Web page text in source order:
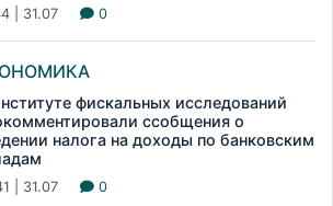
| 31.07 0
фискальных исследований
ссобщения о
налога на доходы по банковским
| 31.07 0